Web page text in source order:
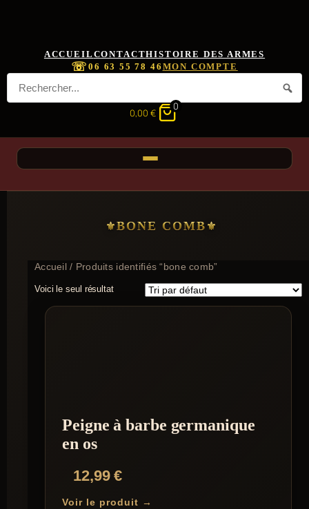
ACCUEIL CONTACTHISTOIRE DES ARMES
☏06 63 55 78 46 MON COMPTE
0,00 €
0
BONE COMB
Accueil/ Produits identifiés “bone comb”
Voici le seul résultat
Peigne à barbe germanique
en os
12,99€
Voir le produit →